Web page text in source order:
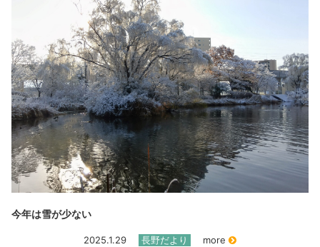
今年は雪が少ない
2025.1.29 長野だより more